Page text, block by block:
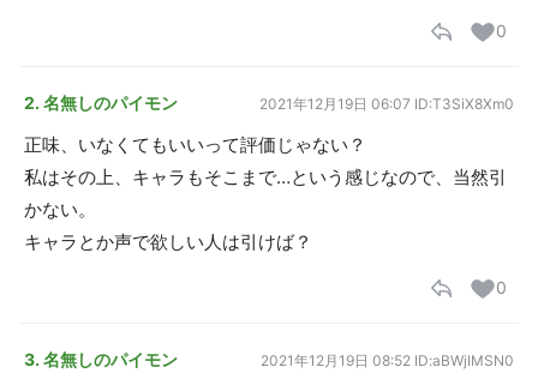
0
2. 名無しのパイモン 2021年12月19日 06:07 ID:T3SiX8Xm0
正味、いなくてもいいって評価じゃない？
私はその上、キャラもそこまで…という感じなので、当然引
かない。
キャラとか声で欲しい人は引けば？
0
3. 名無しのパイモン 2021年12月19日 08:52 ID:aBWjIMSN0